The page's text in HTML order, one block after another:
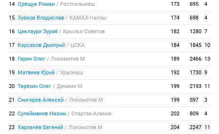
14 Орещук Роман / Ростсельмаш 173 695 4
15 Зубков Владислав / КАМАЗ-Чаллы 174 698 4
16 Циклаури Зураб / Крылья Советов 182 1280 7
17 Карсаков Дмитрий / ЦСКА 184 1845 10
18 Гарин Олег / Локомотив М 189 2466 13
19 Матвеев Юрий / Уралмаш 192 1730 9
20 Терёхин Олег / Динамо М 199 2193 11
21 Снигирев Алексей / Локомотив М 199 597 3
22 Сулейманов Назим / Спартак-Алания 202 809 4
23 Харлачёв Евгений / Локомотив М 204 2247 11